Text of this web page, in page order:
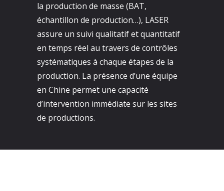
la production de masse (BAT,
échantillon de production…), LASER
assure un suivi qualitatif et quantitatif
en temps réel au travers de contrôles
systématiques à chaque étapes de la
production. La présence d’une équipe
en Chine permet une capacité
d’intervention immédiate sur les sites
de productions.